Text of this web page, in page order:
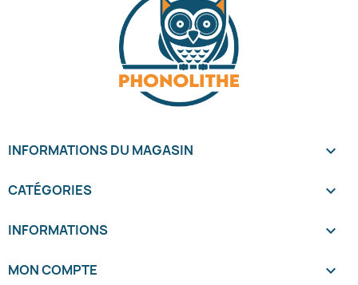
INFORMATIONS DU MAGASIN keyboard_arrow_down
CATÉGORIES 
INFORMATIONS 
MON COMPTE 